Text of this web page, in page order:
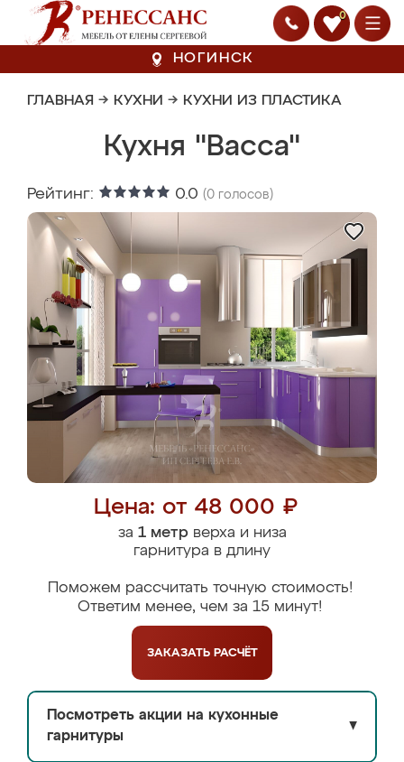
0
НОГИНСК
ГЛАВНАЯ → КУХНИ → КУХНИ ИЗ ПЛАСТИКА
Кухня "Васса"
Рейтинг: 0.0 (0 голосов)
Цена: от 48 000 ₽
за 1 метрверха и низа
гарнитура в длину
Поможем рассчитать точную стоимость!
Ответим менее, чем за 15 минут!
ЗАКАЗАТЬ РАСЧЁТ
Посмотреть акции на кухонные
гарнитуры
▼